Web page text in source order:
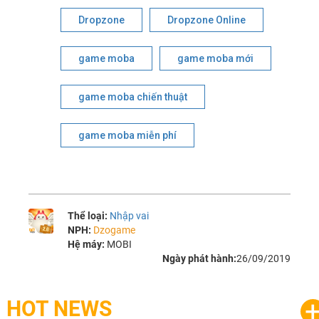
Dropzone Dropzone Online
game moba game moba mới
game moba chiến thuật
game moba miễn phí
Thể loại: Nhập vai
NPH: Dzogame
Hệ máy: MOBI
Ngày phát hành:26/09/2019
HOT NEWS